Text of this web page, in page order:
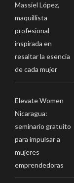
Massiel López,
maquillista
profesional
inspirada en
resaltar la esencia
de cada mujer
Elevate Women
Nicaragua:
seminario gratuito
para impulsar a
mujeres
emprendedoras